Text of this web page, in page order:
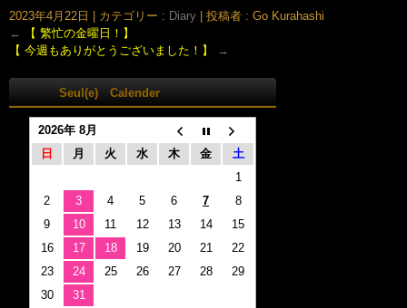
2023年4月22日 カテゴリー : Diary
投稿者 : Go Kurahashi
←
【 繁忙の金曜日！】
【 今週もありがとうございました！】
→
Seul(e) Calender
2026年 8月
日
月 火 水 木 金
土
1
2
3 4 5 6 7
8
9
10 11 12 13 14
15
16
17 18 19 20 21
22
23
24 25 26 27 28
29
30
31